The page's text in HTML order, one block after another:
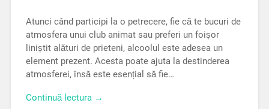
Atunci când participi la o petrecere, fie că te bucuri de
atmosfera unui club animat sau preferi un foișor
liniștit alături de prieteni, alcoolul este adesea un
element prezent. Acesta poate ajuta la destinderea
atmosferei, însă este esențial să fie…
Continuă lectura →